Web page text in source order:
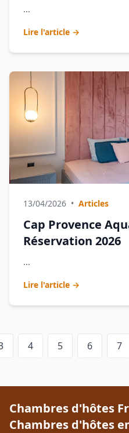
...
Lire l'article →
13/04/2026 • Articles
Cap Provence
Réservation 2026
...
Lire l'article →
4 5 6 7
Chambres d'hôtes
Chambres d'hôtes